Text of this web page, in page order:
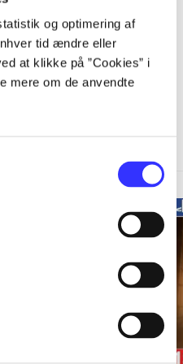
og optimering af
tid ændre eller
at klikke på ”Cookies” i
mere om de anvendte